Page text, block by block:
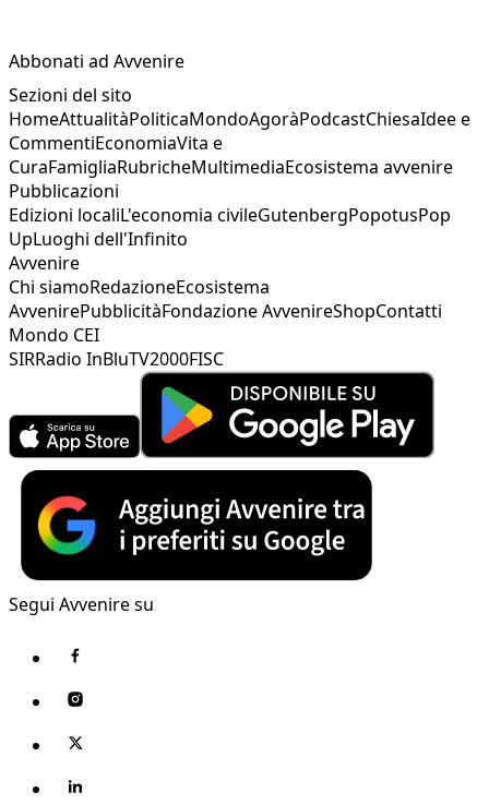
Abbonati ad Avvenire
Sezioni del sito
HomeAttualitàPoliticaMondoAgoràPodcastChiesaIdee e
CommentiEconomiaVita e
CuraFamigliaRubricheMultimediaEcosistema avvenire
Pubblicazioni
Edizioni localiL'economia civileGutenbergPopotusPop
UpLuoghi dell'Infinito
Avvenire
Chi siamoRedazioneEcosistema
AvvenirePubblicitàFondazione AvvenireShopContatti
Mondo CEI
SIRRadio InBluTV2000FISC
Segui Avvenire su